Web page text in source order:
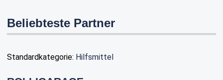
Beliebteste Partner
Standardkategorie: Hilfsmittel